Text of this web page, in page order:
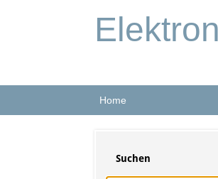
Home
Suchen